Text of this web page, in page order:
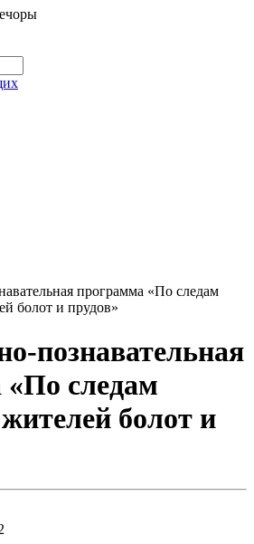
программа «По следам
болот и прудов»
познавательная
следам
болот и